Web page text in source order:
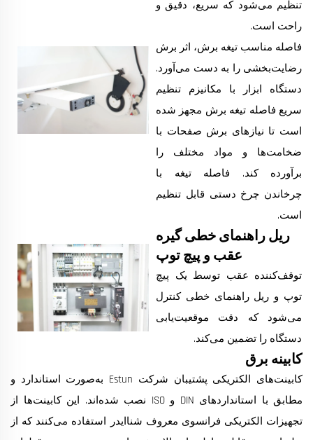
تنظیم می‌شود که سریع، دقیق و
راحت است.
فاصله مناسب تیغه برش، اثر برش
رضایت‌بخشی را به دست می‌آورد.
دستگاه ابزار با مکانیزم تنظیم
سریع فاصله تیغه برش مجهز شده
است تا نیازهای برش صفحات با
ضخامت‌ها و مواد مختلف را
برآورده کند. فاصله تیغه با
چرخاندن چرخ دستی قابل تنظیم
است.
ریل راهنمای خطی گیره
عقب و پیچ توپ
توقف‌کننده عقب توسط یک پیچ
توپ و ریل راهنمای خطی کنترل
می‌شود که دقت موقعیت‌یابی
دستگاه را تضمین می‌کند.
کابینه برق
کابینت‌های الکتریکی پشتیبان شرکت Estun به‌صورت استاندارد و
مطابق با استانداردهای DIN و ISO نصب شده‌اند. این کابینت‌ها از
تجهیزات الکتریکی فرانسوی معروف شناایدر استفاده می‌کنند که از